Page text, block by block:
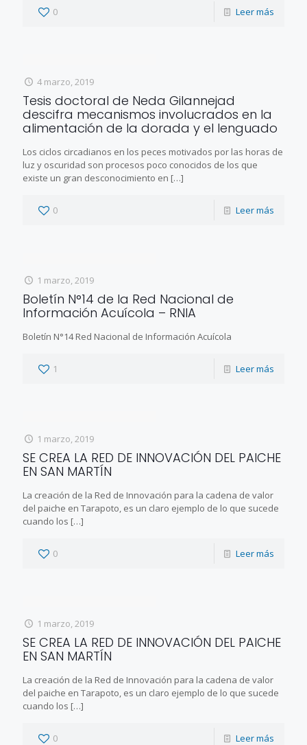
0 Leer más
4 marzo, 2019
Tesis doctoral de Neda Gilannejad
descifra mecanismos involucrados en la
alimentación de la dorada y el lenguado
Los ciclos circadianos en los peces motivados por las horas de
luz y oscuridad son procesos poco conocidos de los que
existe un gran desconocimiento en […]
0 Leer más
1 marzo, 2019
Boletín N°14 de la Red Nacional de
Información Acuícola – RNIA
Boletín N°14 Red Nacional de Información Acuícola
1 Leer más
1 marzo, 2019
SE CREA LA RED DE INNOVACIÓN DEL PAICHE
EN SAN MARTÍN
La creación de la Red de Innovación para la cadena de valor
del paiche en Tarapoto, es un claro ejemplo de lo que sucede
cuando los […]
0 Leer más
1 marzo, 2019
SE CREA LA RED DE INNOVACIÓN DEL PAICHE
EN SAN MARTÍN
La creación de la Red de Innovación para la cadena de valor
del paiche en Tarapoto, es un claro ejemplo de lo que sucede
cuando los […]
0 Leer más